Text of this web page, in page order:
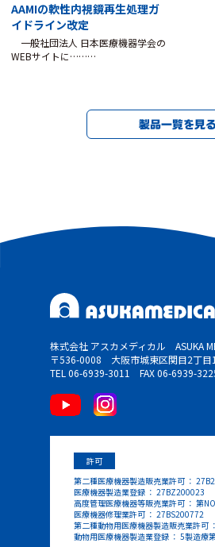
AAMIの軟性内視鏡再生処理ガ
イドライン改定
一般社団法人 日本医療機器学会の
WEBサイトに………
製品一覧を見る
株式会社 アスカメディカル ASUKA
〒536-0008 大阪市城東区関目2丁目
TEL 06-6939-3011 FAX 06-6939-
許可
第二種医療機器製造販売業許可 ：
医療機器製造業登録 ： 27BZ200023
高度管理医療機器等販売業許可 ： 第
医療機器修理業許可 ： 27BS200772
第二種動物用医療機器製造販売業許可
動物用医療機器製造業登録 ： 5製造療